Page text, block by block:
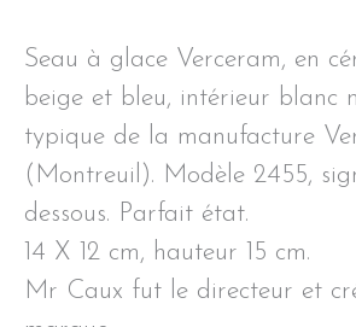
Seau à glace Verceram, en
beige et bleu, intérieur blanc
typique de la manufacture
(Montreuil). Modèle 2455,
dessous. Parfait état.
14 X 12 cm, hauteur 15 cm.
Mr Caux fut le directeur et